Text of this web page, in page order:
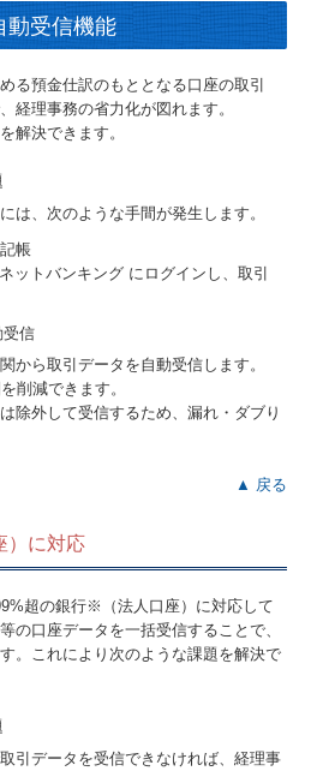
動受信機能
る預金仕訳のもととなる口座の取引
経理事務の省力化が図れます。
解決できます。
は、次のような手間が発生します。
帳
ットバンキング にログインし、取引
から取引データを自動受信します。
削減できます。
除外して受信するため、漏れ・ダブり
▲ 戻る
）に対応
超の銀行※（法人口座）に対応して
の口座データを一括受信することで、
。これにより次のような課題を解決で
引データを受信できなければ、経理事